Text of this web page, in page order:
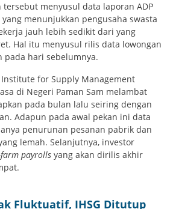
menyusul data laporan ADP
menunjukkan pengusaha swasta
jauh lebih sedikit dari yang
Hal itu menyusul rilis data lowongan
pada hari sebelumnya.
for Supply Management
di Negeri Paman Sam melambat
pada bulan lalu seiring dengan
Adapun pada awal pekan ini data
penurunan pesanan pabrik dan
lemah. Selanjutnya, investor
payrolls yang akan dirilis akhir
Fluktuatif, IHSG Ditutup